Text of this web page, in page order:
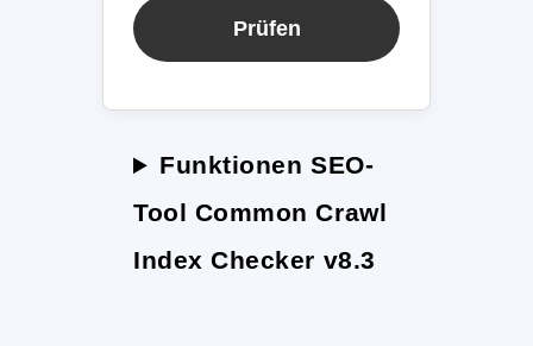
Prüfen
Funktionen SEO-
Tool Common Crawl
Index Checker v8.3